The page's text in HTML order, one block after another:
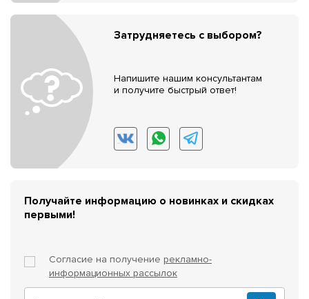
Затрудняетесь с выбором?
Напишите нашим консультантам
и получите быстрый ответ!
Получайте информацию о новинках и скидках
первыми!
Согласие на получение рекламно-
информационных рассылок